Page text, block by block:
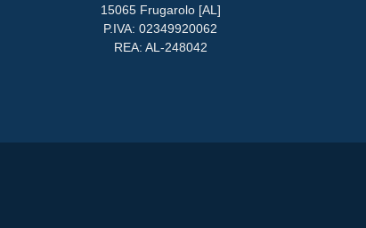
15065 Frugarolo [AL]
P.IVA: 02349920062
REA: AL-248042